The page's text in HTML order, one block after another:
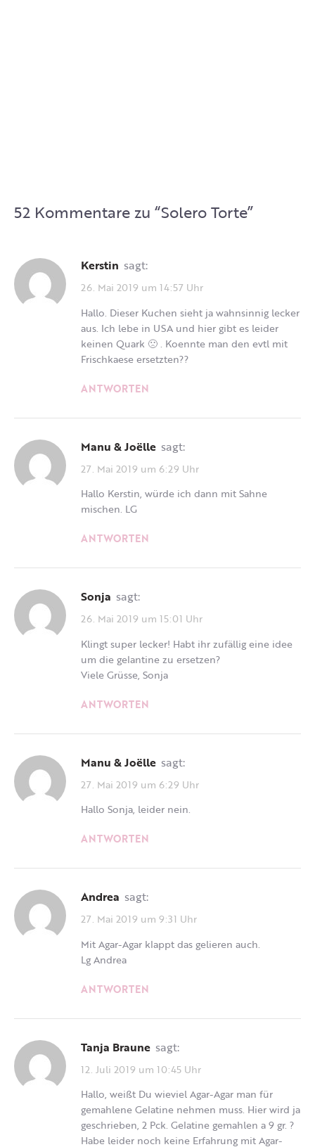
52 Kommentare zu “Solero Torte”
Kerstin sagt:
26. Mai 2019 um 14:57 Uhr
Hallo. Dieser Kuchen sieht ja wahnsinnig lecker
aus. Ich lebe in USA und hier gibt es leider
keinen Quark 🙁 . Koennte man den evtl mit
Frischkaese ersetzten??
ANTWORTEN
Manu & Joëlle sagt:
27. Mai 2019 um 6:29 Uhr
Hallo Kerstin, würde ich dann mit Sahne
mischen. LG
ANTWORTEN
Sonja sagt:
26. Mai 2019 um 15:01 Uhr
Klingt super lecker! Habt ihr zufällig eine idee
um die gelantine zu ersetzen?
Viele Grüsse, Sonja
ANTWORTEN
Manu & Joëlle sagt:
27. Mai 2019 um 6:29 Uhr
Hallo Sonja, leider nein.
ANTWORTEN
Andrea sagt:
27. Mai 2019 um 9:31 Uhr
Mit Agar-Agar klappt das gelieren auch.
Lg Andrea
ANTWORTEN
Tanja Braune sagt:
12. Juli 2019 um 10:45 Uhr
Hallo, weißt Du wieviel Agar-Agar man für
gemahlene Gelatine nehmen muss. Hier wird ja
geschrieben, 2 Pck. Gelatine gemahlen a 9 gr. ?
Habe leider noch keine Erfahrung mit Agar-